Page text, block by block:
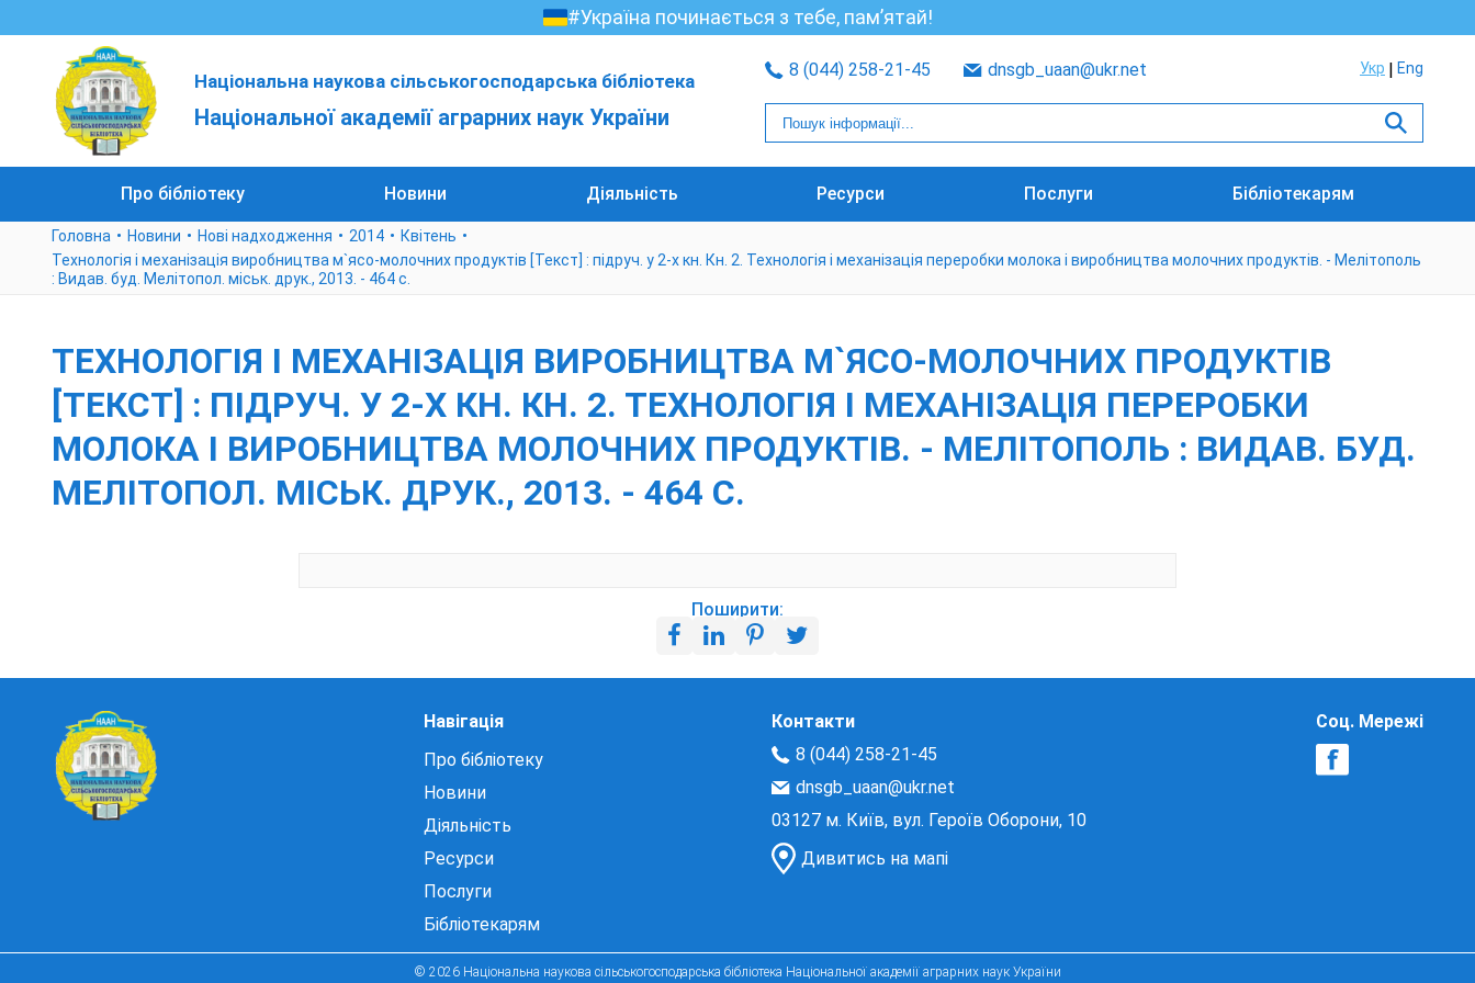
#Україна починається з тебе, пам’ятай!
Національна наукова сільськогосподарська бібліотека
Національної академії аграрних наук України
8 (044) 258-21-45 dnsgb_uaan@ukr.net Укр Eng
Про бібліотеку Новини Діяльність Ресурси Послуги Бібліотекарям
Головна Новини Нові надходження 2014
Квітень
Технологія і механізація виробництва м`ясо-молочних продуктів [Текст] : підруч. у 2-х кн. Кн. 2. Технологія і механізація переробки молока і виробництва молочних продуктів. - Мелітополь
: Видав. буд. Мелітопол. міськ. друк., 2013. - 464 с.
ТЕХНОЛОГІЯ І МЕХАНІЗАЦІЯ ВИРОБНИЦТВА М`ЯСО-МОЛОЧНИХ ПРОДУКТІВ
[ТЕКСТ] : ПІДРУЧ. У 2-Х КН. КН. 2. ТЕХНОЛОГІЯ І МЕХАНІЗАЦІЯ ПЕРЕРОБКИ
МОЛОКА І ВИРОБНИЦТВА МОЛОЧНИХ ПРОДУКТІВ. - МЕЛІТОПОЛЬ : ВИДАВ. БУД.
МЕЛІТОПОЛ. МІСЬК. ДРУК., 2013. - 464 С.
Поширити:
Навігація
Про бібліотеку
Новини
Діяльність
Ресурси
Послуги
Бібліотекарям
Контакти
8 (044) 258-21-45
dnsgb_uaan@ukr.net
03127 м. Київ, вул. Героїв Оборони, 10
Дивитись на мапі
Соц. Мережі
© 2026 Національна наукова сільськогосподарська бібліотека Національної академії аграрних наук України